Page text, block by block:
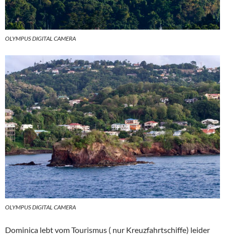
OLYMPUS DIGITAL CAMERA
OLYMPUS DIGITAL CAMERA
Dominica lebt vom Tourismus ( nur Kreuzfahrtschiffe) leider